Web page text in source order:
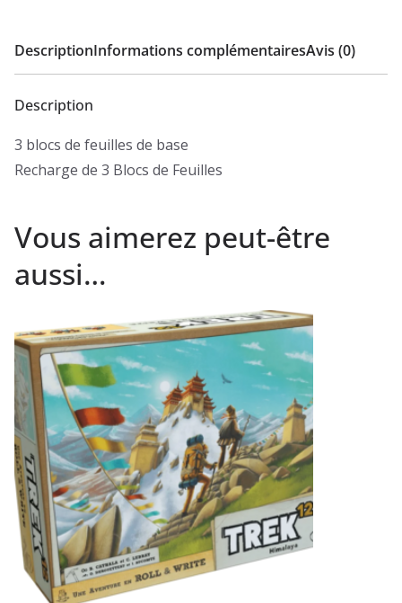
de
Feuilles
DescriptionInformations complémentairesAvis (0)
Description
3 blocs de feuilles de base
Recharge de 3 Blocs de Feuilles
Vous aimerez peut-être
aussi…